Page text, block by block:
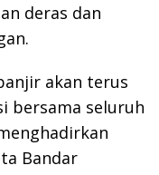
deras dan
akan terus
bersama seluruh
Bandar